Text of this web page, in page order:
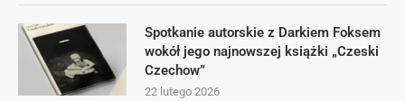
Spotkanie autorskie z Darkiem Foksem
wokół jego najnowszej książki „Czeski
Czechow”
22 lutego 2026